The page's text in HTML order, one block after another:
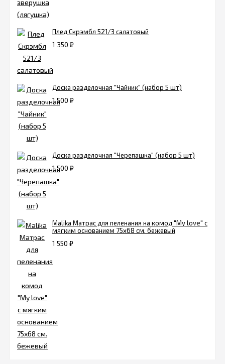
Плед Скрэмбл 521/3 салатовый
1 350 ₽
Доска разделочная "Чайник" (набор 5 шт)
1 500 ₽
Доска разделочная "Черепашка" (набор 5 шт)
1 500 ₽
Malika Матрас для пеленания на комод "My love" с
мягким основанием 75х68 см. бежевый
1 550 ₽